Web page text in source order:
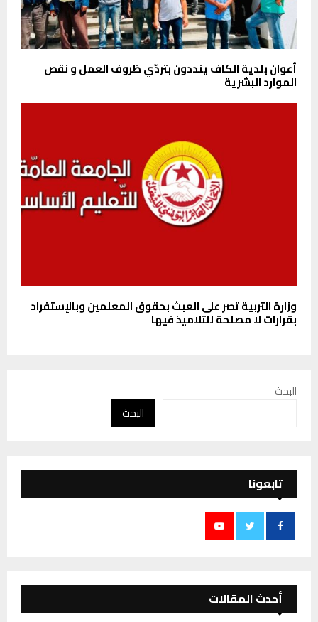
أعوان بلدية الكاف ينددون بتردّي ظروف العمل و نقص
الموارد البشرية
وزارة التربية تصر على العبث بحقوق المعلمين وبالإستفراد
بقرارات لا مصلحة للتلاميذ فيها
البحث
البحث
تابعونا
أحدث المقالات